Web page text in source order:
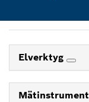
Elverktyg
Mätinstrument